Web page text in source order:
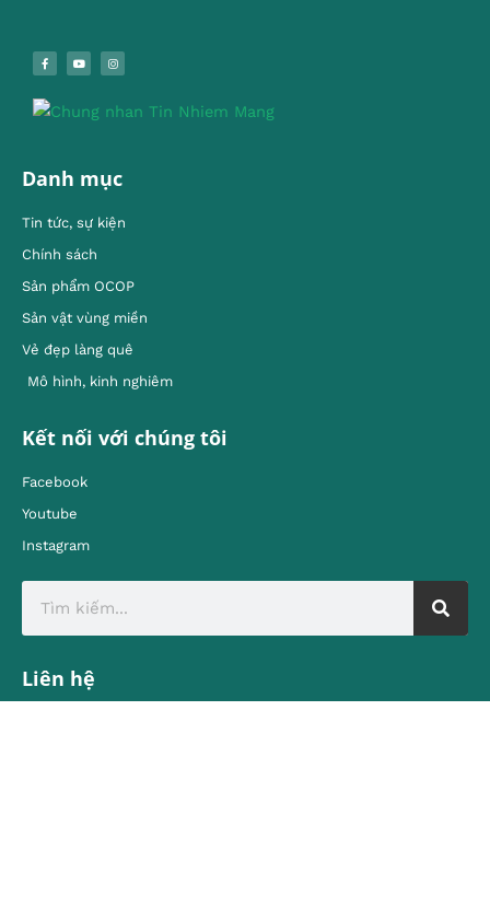
Danh mục
Tin tức, sự kiện
Chính sách
Sản phẩm OCOP
Sản vật vùng miền
Vẻ đẹp làng quê
Mô hình, kinh nghiêm
Kết nối với chúng tôi
Facebook
Youtube
Instagram
Liên hệ